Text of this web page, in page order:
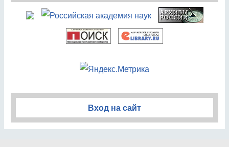
Вход на сайт